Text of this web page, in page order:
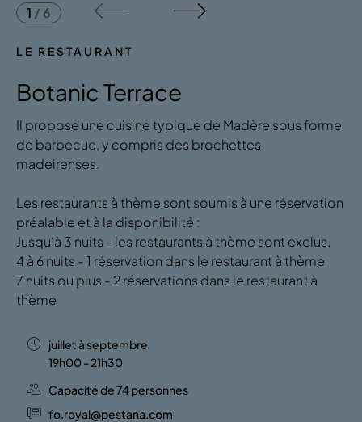
LE RESTAURANT
Botanic Terrace
Il propose une cuisine typique de Madère sous forme
de barbecue, y compris des brochettes
madeirenses.
Les restaurants à thème sont soumis à une réservation
préalable et à la disponibilité :
Jusqu'à 3 nuits - les restaurants à thème sont exclus.
4 à 6 nuits - 1 réservation dans le restaurant à thème
7 nuits ou plus - 2 réservations dans le restaurant à
thème
juillet à septembre
19h00 - 21h30
Capacité de 74 personnes
fo.royal@pestana.com
1 / 6